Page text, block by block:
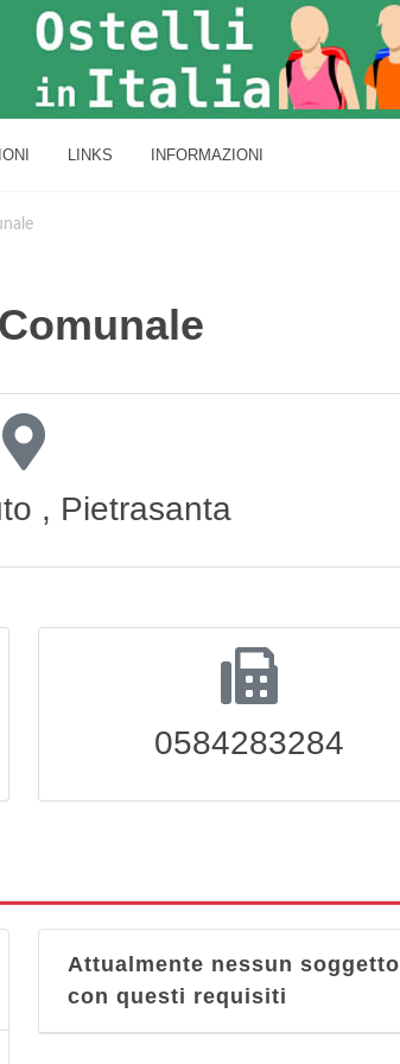
LINKS INFORMAZIONI
, Pietrasanta
0584283284
Attualmente nessun soggetto
con questi requisiti